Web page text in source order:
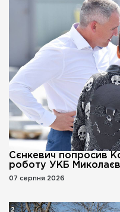
Сєнкевич попросив
роботу УКБ
07 серпня 2026